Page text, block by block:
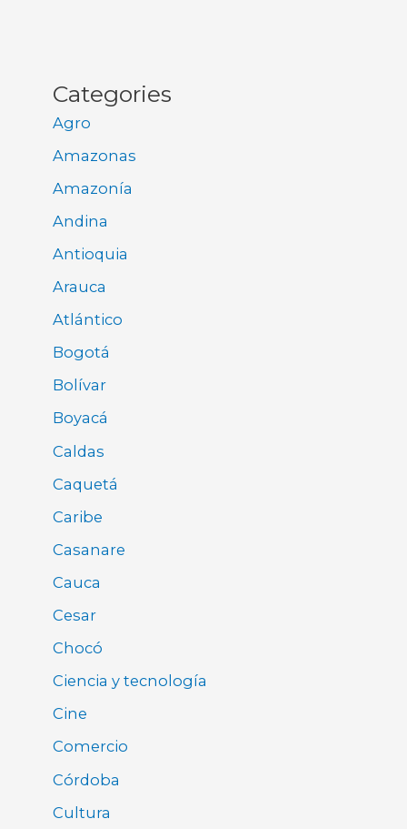
Categories
Agro
Amazonas
Amazonía
Andina
Antioquia
Arauca
Atlántico
Bogotá
Bolívar
Boyacá
Caldas
Caquetá
Caribe
Casanare
Cauca
Cesar
Chocó
Ciencia y tecnología
Cine
Comercio
Córdoba
Cultura